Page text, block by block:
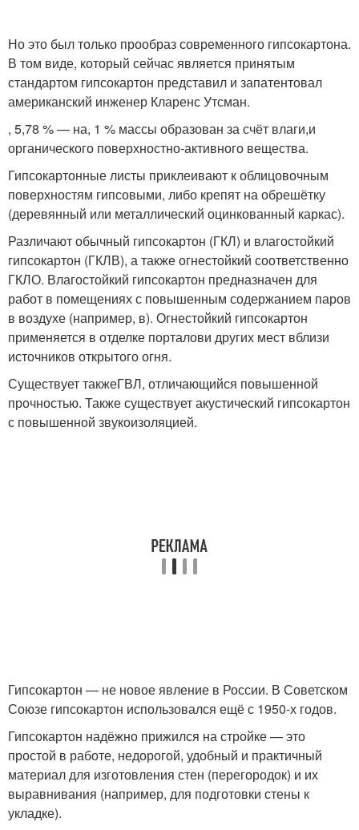
Но это был только прообраз современного гипсокартона.
В том виде, который сейчас является принятым
стандартом гипсокартон представил и запатентовал
американский инженер Кларенс Утсман.
, 5,78 % — на, 1 % массы образован за счёт влаги,и
органического поверхностно-активного вещества.
Гипсокартонные листы приклеивают к облицовочным
поверхностям гипсовыми, либо крепят на обрешётку
(деревянный или металлический оцинкованный каркас).
Различают обычный гипсокартон (ГКЛ) и влагостойкий
гипсокартон (ГКЛВ), а также огнестойкий соответственно
ГКЛО. Влагостойкий гипсокартон предназначен для
работ в помещениях с повышенным содержанием паров
в воздухе (например, в). Огнестойкий гипсокартон
применяется в отделке порталови других мест вблизи
источников открытого огня.
Существует такжеГВЛ, отличающийся повышенной
прочностью. Также существует акустический гипсокартон
с повышенной звукоизоляцией.
Гипсокартон — не новое явление в России. В Советском
Союзе гипсокартон использовался ещё с 1950-х годов.
Гипсокартон надёжно прижился на стройке — это
простой в работе, недорогой, удобный и практичный
материал для изготовления стен (перегородок) и их
выравнивания (например, для подготовки стены к
укладке).